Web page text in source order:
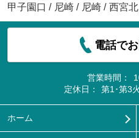
甲子園口 / 尼崎 / 尼崎 / 西宮
電話で
営業時間：
定休日：
第1･第3
ホーム